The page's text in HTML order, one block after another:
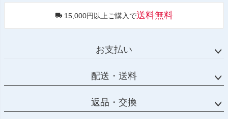
15,000円以上ご購入で送料無料
お支払い
配送・送料
返品・交換